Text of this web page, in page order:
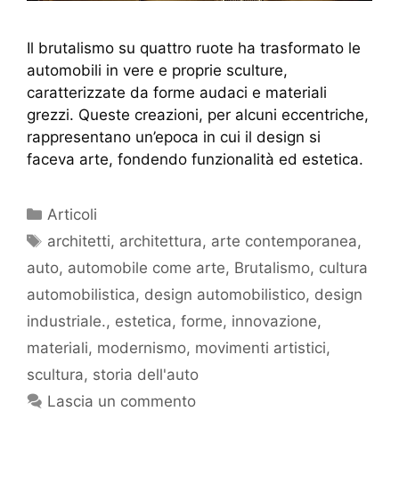
Il brutalismo su quattro ruote ha trasformato le
automobili in vere e proprie sculture,
caratterizzate da forme audaci e materiali
grezzi. Queste creazioni, per alcuni eccentriche,
rappresentano un’epoca in cui il design si
faceva arte, fondendo funzionalità ed estetica.
Articoli
architetti, architettura, arte contemporanea,
auto, automobile come arte, Brutalismo, cultura
automobilistica, design automobilistico, design
industriale., estetica, forme, innovazione,
materiali, modernismo, movimenti artistici,
scultura, storia dell'auto
Lascia un commento